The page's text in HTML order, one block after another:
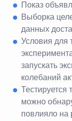
Показ
Выборка
данных
Условия для
запускать
колебаний
Тестируется
можно
повлияло на